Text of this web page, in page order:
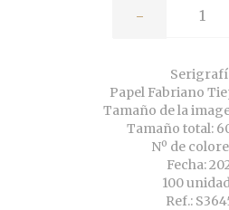
-
Papel Fabriano
Tamaño de la
Tamaño total:
Nº de
Fecha:
100
Ref.: